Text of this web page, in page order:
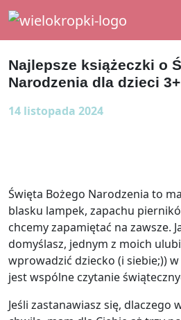
Main Navigation
Najlepsze książeczki o
Narodzenia dla dzieci 3+
14 listopada 2024
Święta Bożego Narodzenia to
blasku lampek, zapachu
chcemy zapamiętać na zawsze.
domyślasz, jednym z moich
wprowadzić dziecko (i siebie;))
jest wspólne czytanie
Jeśli zastanawiasz się, dlaczego